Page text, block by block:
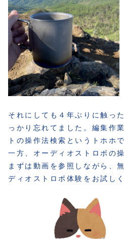
それにしても４年ぶりに触っ
っかり忘れてました。編集作
トの操作法検索というトホホ
一方、オーディオストロボの
まずは動画を参照しながら、
ディオストロボ体験をお試し